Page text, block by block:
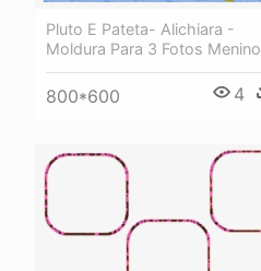
Pluto E Pateta- Alichiara -
Moldura Para 3 Fotos Menino
800*600 4